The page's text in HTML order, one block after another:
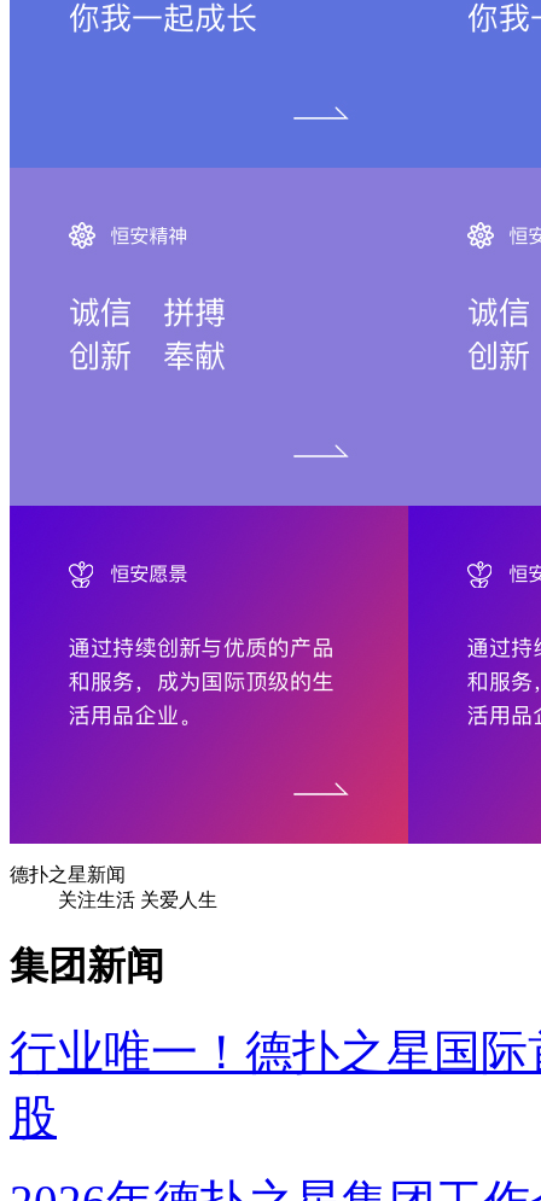
德扑之星新闻
关注生活 关爱人生
集团新闻
行业唯一！德扑之星国
股